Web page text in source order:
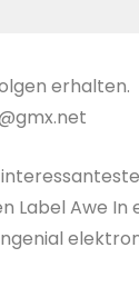
erhalten.
Awe In